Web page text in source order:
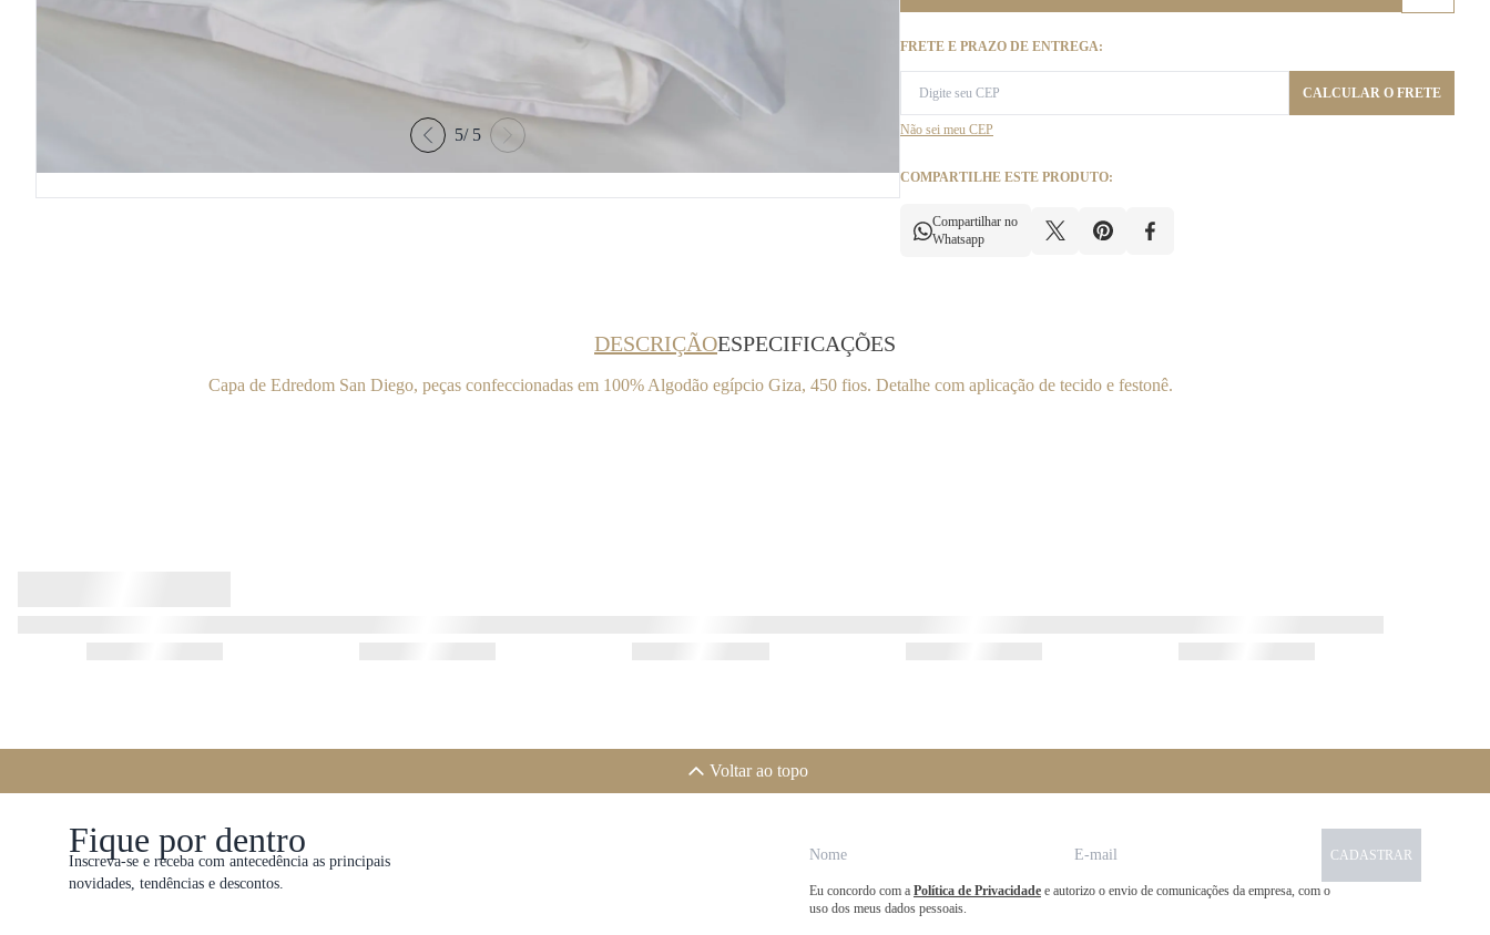
5/ 5
FRETE E PRAZO DE ENTREGA:
CALCULAR O FRETE
Não sei meu CEP
COMPARTILHE ESTE PRODUTO:
Compartilhar no
Whatsapp
DESCRIÇÃOESPECIFICAÇÕES
Capa de Edredom San Diego, peças confeccionadas em 100% Algodão egípcio Giza, 450 fios. Detalhe com aplicação de tecido e festonê.
Voltar ao topo
Fique por dentro
Inscreva-se e receba com antecedência as principais
novidades, tendências e descontos.
CADASTRAR
Eu concordo com a Política de Privacidade e autorizo o envio de comunicações da empresa, com o
uso dos meus dados pessoais.